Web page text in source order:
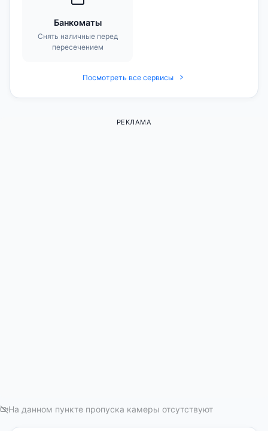
Банкоматы
Снять наличные перед
пересечением
Посмотреть все сервисы
РЕКЛАМА
На данном пункте пропуска камеры отсутствуют